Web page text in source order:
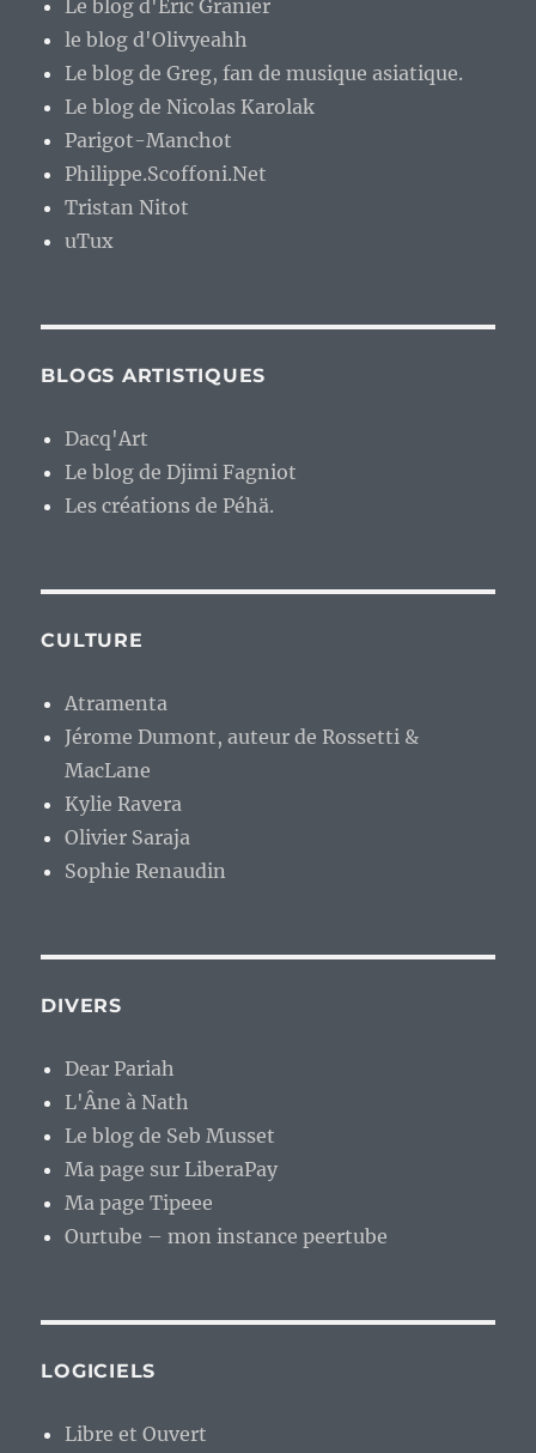
Le blog d'Eric Granier
le blog d'Olivyeahh
Le blog de Greg, fan de musique asiatique.
Le blog de Nicolas Karolak
Parigot-Manchot
Philippe.Scoffoni.Net
Tristan Nitot
uTux
BLOGS ARTISTIQUES
Dacq'Art
Le blog de Djimi Fagniot
Les créations de Péhä.
CULTURE
Atramenta
Jérome Dumont, auteur de Rossetti &
MacLane
Kylie Ravera
Olivier Saraja
Sophie Renaudin
DIVERS
Dear Pariah
L'Âne à Nath
Le blog de Seb Musset
Ma page sur LiberaPay
Ma page Tipeee
Ourtube – mon instance peertube
LOGICIELS
Libre et Ouvert